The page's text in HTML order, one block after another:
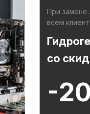
При замене
всем
со
-